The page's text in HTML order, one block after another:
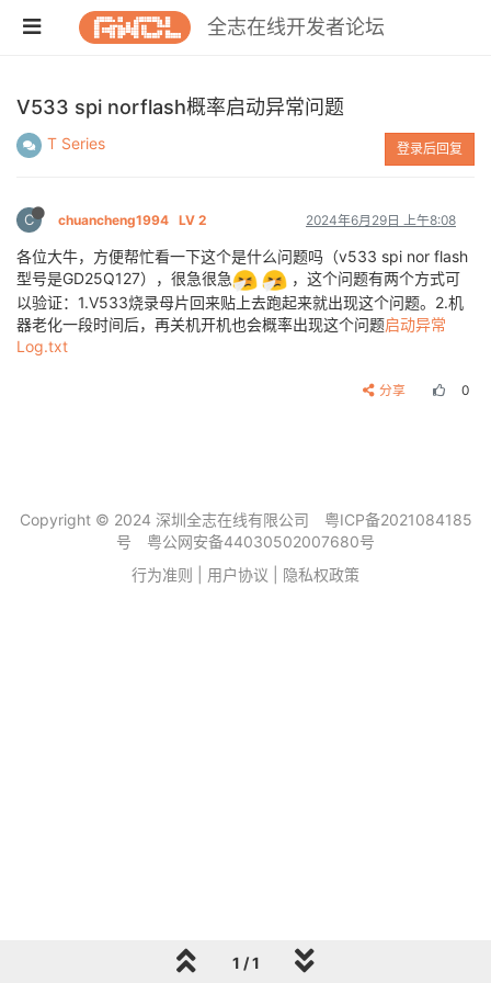
全志在线开发者论坛
V533 spi norflash概率启动异常问题
T Series 登录后回复
C chuancheng1994 LV 2 2024年6月29日 上午8:08
各位大牛，方便帮忙看一下这个是什么问题吗（v533 spi nor flash
型号是GD25Q127），很急很急
，这个问题有两个方式可
以验证：1.V533烧录母片回来贴上去跑起来就出现这个问题。2.机
器老化一段时间后，再关机开机也会概率出现这个问题启动异常
Log.txt
分享 0
1 / 1
Copyright © 2024 深圳全志在线有限公司
粤ICP备2021084185
号
粤公网安备44030502007680号
行为准则
用户协议 隐私权政策